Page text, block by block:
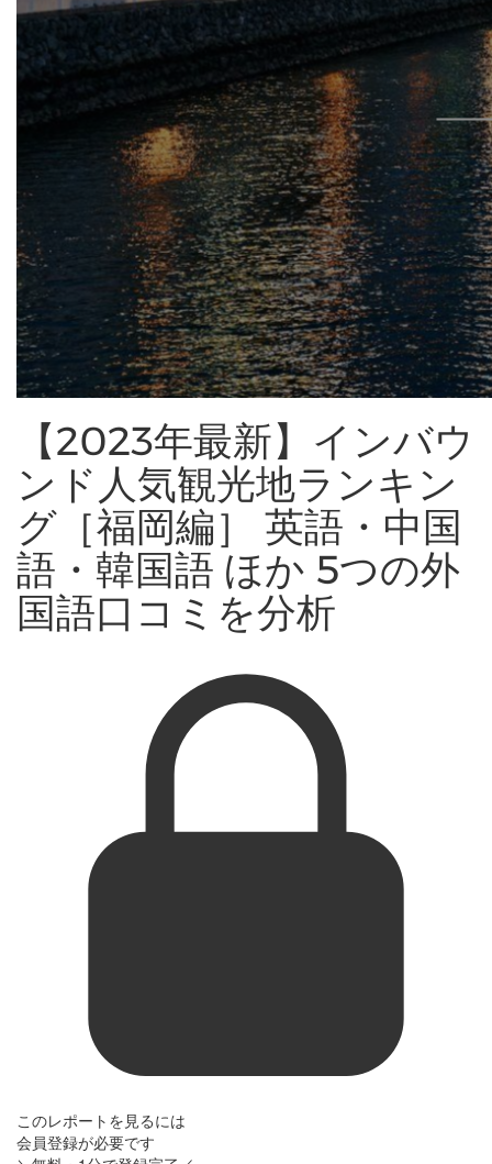
【2023年最新】インバウ
ンド人気観光地ランキン
グ［福岡編］ 英語・中国
語・韓国語 ほか 5つの外
国語口コミを分析
このレポートを見るには
会員登録が必要です